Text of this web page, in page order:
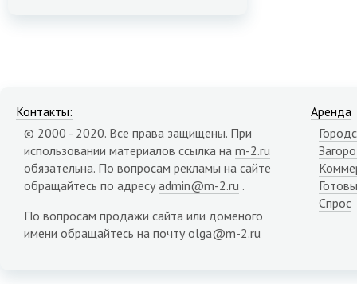
Контакты:
© 2000 - 2020. Все права защищены. При
использовании материалов ссылка на m-2.ru
обязательна. По вопросам рекламы на сайте
обращайтесь по адресу admin@m-2.ru .
По вопросам продажи сайта или доменого
имени обращайтесь на почту olga@m-2.ru
Аренда
Спрос